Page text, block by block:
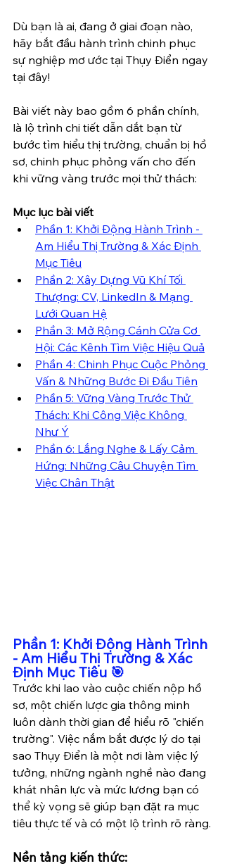
Dù bạn là ai, đang ở giai đoạn nào,
hãy bắt đầu hành trình chinh phục
sự nghiệp mơ ước tại Thụy Điển ngay
tại đây!
Bài viết này bao gồm 6 phần chính,
là lộ trình chi tiết dẫn dắt bạn từ
bước tìm hiểu thị trường, chuẩn bị hồ
sơ, chinh phục phỏng vấn cho đến
khi vững vàng trước mọi thử thách:
Mục lục bài viết
Phần 1: Khởi Động Hành Trình -
Am Hiểu Thị Trường & Xác Định
Mục Tiêu
Phần 2: Xây Dựng Vũ Khí Tối
Thượng: CV, LinkedIn & Mạng
Lưới Quan Hệ
Phần 3: Mở Rộng Cánh Cửa Cơ
Hội: Các Kênh Tìm Việc Hiệu Quả
Phần 4: Chinh Phục Cuộc Phỏng
Vấn & Những Bước Đi Đầu Tiên
Phần 5: Vững Vàng Trước Thử
Thách: Khi Công Việc Không
Như Ý
Phần 6: Lắng Nghe & Lấy Cảm
Hứng: Những Câu Chuyện Tìm
Việc Chân Thật
Phần 1: Khởi Động Hành Trình
- Am Hiểu Thị Trường & Xác
Định Mục Tiêu 🎯
Trước khi lao vào cuộc chiến nộp hồ
sơ, một chiến lược gia thông minh
luôn dành thời gian để hiểu rõ "chiến
trường". Việc nắm bắt được lý do tại
sao Thụy Điển là một nơi làm việc lý
tưởng, những ngành nghề nào đang
khát nhân lực và mức lương bạn có
thể kỳ vọng sẽ giúp bạn đặt ra mục
tiêu thực tế và có một lộ trình rõ ràng.
Nền tảng kiến thức: